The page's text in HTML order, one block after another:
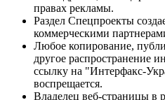
правах рекламы.
Раздел Спецпроекты
коммерческими
Любое копирование,
другое распространение
ссылку на "Интерфакс-
воспрещается.
Владелец веб-страницы в